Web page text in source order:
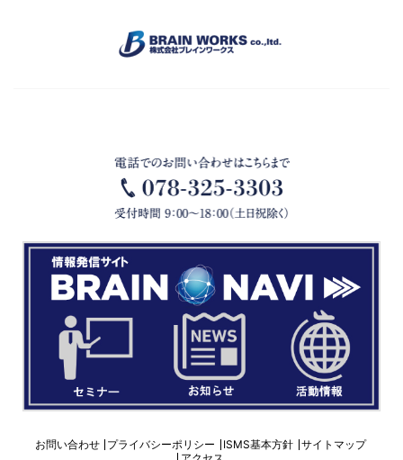
経営革新支援事業、セキュリティサービス事業におけるコンサルティング・診断サー
ビス、ＩＴアウトソーシング事業におけるネットワーク構築・運用・保守サービス、
システム開発事業におけるシステム開発に関わる業務
お問い合わせ プライバシーポリシー ISMS基本方針 サイトマップ